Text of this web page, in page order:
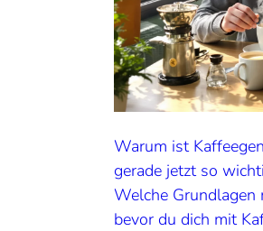
Warum ist
gerade jetzt so
Welche Grundlagen
bevor du dich mit